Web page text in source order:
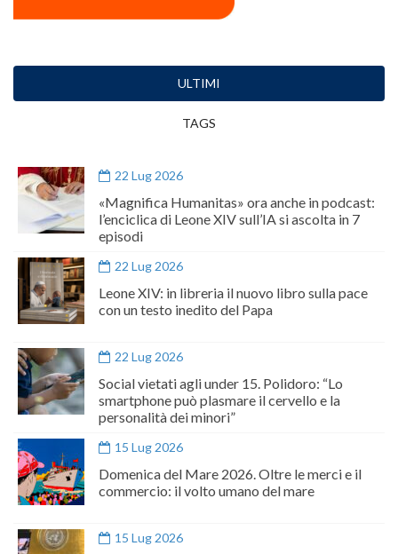
ULTIMI
TAGS
22 Lug 2026
«Magnifica Humanitas» ora anche in podcast:
l’enciclica di Leone XIV sull’IA si ascolta in 7
episodi
22 Lug 2026
Leone XIV: in libreria il nuovo libro sulla pace
con un testo inedito del Papa
22 Lug 2026
Social vietati agli under 15. Polidoro: “Lo
smartphone può plasmare il cervello e la
personalità dei minori”
15 Lug 2026
Domenica del Mare 2026. Oltre le merci e il
commercio: il volto umano del mare
15 Lug 2026